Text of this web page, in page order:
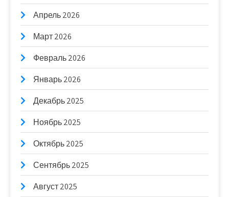
Апрель 2026
Март 2026
Февраль 2026
Январь 2026
Декабрь 2025
Ноябрь 2025
Октябрь 2025
Сентябрь 2025
Август 2025